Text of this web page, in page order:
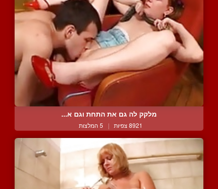
מלקק לה גם את התחת וגם א...
8921 צפיות | 5 המלצות